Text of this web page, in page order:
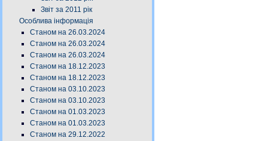
Звіт за 2011 рік
Особлива інформація
Станом на 26.03.2024
Станом на 26.03.2024
Станом на 26.03.2024
Станом на 18.12.2023
Станом на 18.12.2023
Станом на 03.10.2023
Станом на 03.10.2023
Станом на 01.03.2023
Станом на 01.03.2023
Станом на 29.12.2022